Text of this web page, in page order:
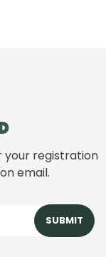
your registration
email.